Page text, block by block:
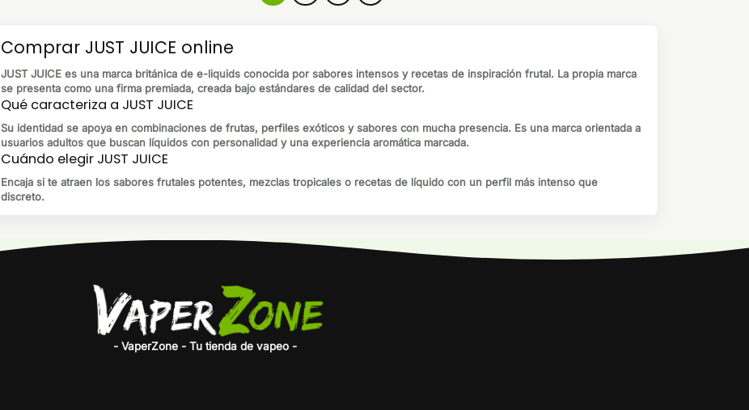
Comprar JUST JUICE online
JUST JUICE es una marca británica de e-liquids conocida por sabores intensos y recetas de inspiración frutal. La propia marca
se presenta como una firma premiada, creada bajo estándares de calidad del sector.
Qué caracteriza a JUST JUICE
Su identidad se apoya en combinaciones de frutas, perfiles exóticos y sabores con mucha presencia. Es una marca orientada a
usuarios adultos que buscan líquidos con personalidad y una experiencia aromática marcada.
Cuándo elegir JUST JUICE
Encaja si te atraen los sabores frutales potentes, mezclas tropicales o recetas de líquido con un perfil más intenso que
discreto.
- VaperZone - Tu tienda de vapeo -